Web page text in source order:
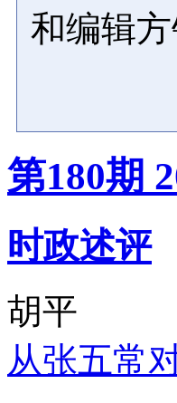
和编辑
第180期
时政述评
胡平
从张五常